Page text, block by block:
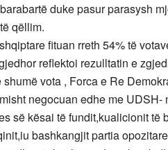
duke pasur parasysh
qëllim.
fituan rreth 54% të
reflektoi rezulltatin e
vota , Forca e Re
negocuan edhe me
së kësai të fundit,kualicionit të
bashkangjit partia